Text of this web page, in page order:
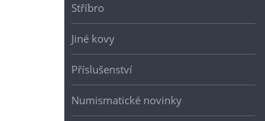
Stříbro
Jiné kovy
Příslušenství
Numismatické novinky